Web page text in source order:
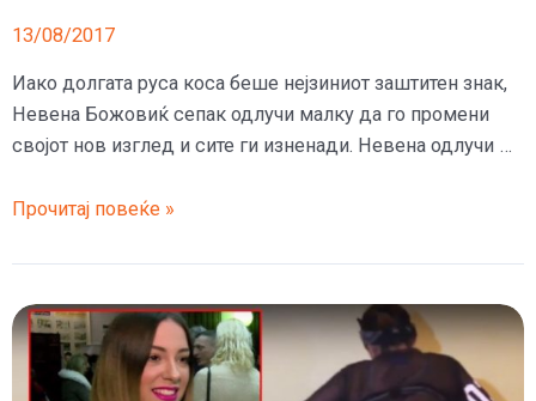
13/08/2017
Иако долгата руса коса беше нејзиниот заштитен знак,
Невена Божовиќ сепак одлучи малку да го промени
својот нов изглед и сите ги изненади. Невена одлучи …
Српската
со
години
беше
русокоса,
сега
Прочитај повеќе »